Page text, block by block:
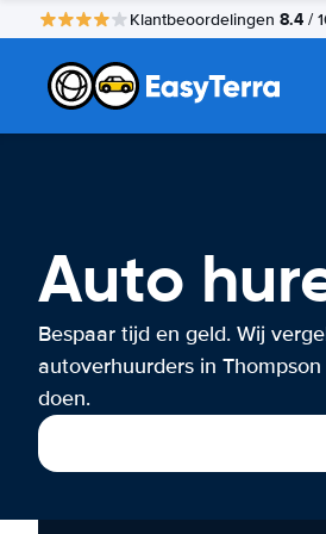
Klantbeoordelingen 8.4 /
Auto
Bespaar tijd en geld. Wij
autoverhuurders in
doen.